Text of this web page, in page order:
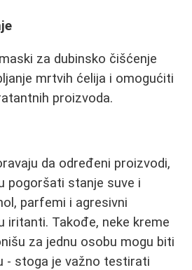
za dubinsko čišćenje
mrtvih ćelija i omogućiti
proizvoda.
da određeni proizvodi,
pogoršati stanje suve i
parfemi i agresivni
iritanti. Takođe, neke kreme
za jednu osobu mogu biti
- stoga je važno testirati